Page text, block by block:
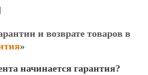
и возврате товаров в
»
начинается гарантия?